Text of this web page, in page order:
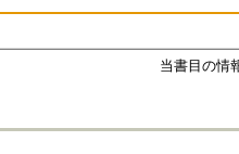
当書目の情